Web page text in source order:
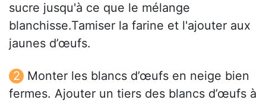
sucre jusqu'à ce que le mélange
blanchisse.Tamiser la farine et l'ajouter aux
jaunes d’œufs.
Monter les blancs d’œufs en neige bien
fermes. Ajouter un tiers des blancs d’œufs à